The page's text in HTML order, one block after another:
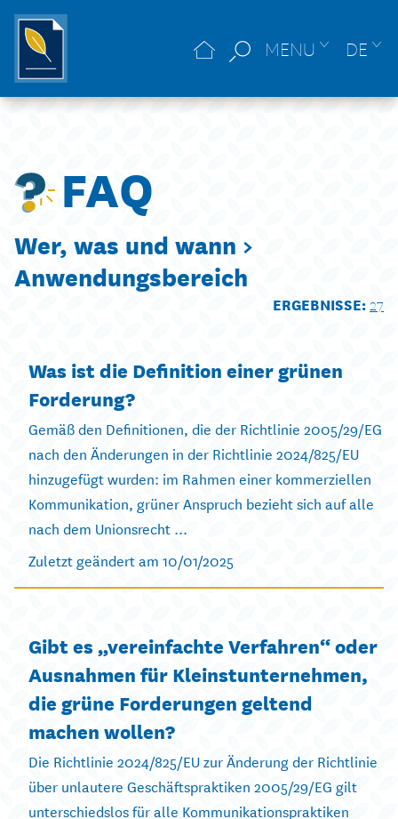
MENU DE
FAQ
Wer, was und wann >
Anwendungsbereich
ERGEBNISSE:27
Was ist die Definition einer grünen
Forderung?
Gemäß den Definitionen, die der Richtlinie 2005/29/EG
nach den Änderungen in der Richtlinie 2024/825/EU
hinzugefügt wurden: im Rahmen einer kommerziellen
Kommunikation, grüner Anspruch bezieht sich auf alle
nach dem Unionsrecht ...
Zuletzt geändert am 10/01/2025
Gibt es „vereinfachte Verfahren“ oder
Ausnahmen für Kleinstunternehmen,
die grüne Forderungen geltend
machen wollen?
Die Richtlinie 2024/825/EU zur Änderung der Richtlinie
über unlautere Geschäftspraktiken 2005/29/EG gilt
unterschiedslos für alle Kommunikationspraktiken